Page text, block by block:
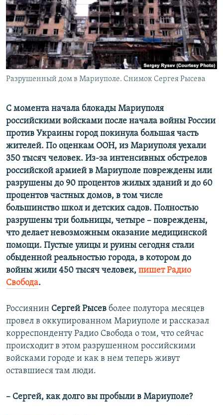
ПОБЕДИТЕЛЕЙ НЕ СУДЯТ?
КРЫМ.НЕПОКОРЕННЫЙ
ELIFBE
УКРАИНСКАЯ ПРОБЛЕМА КРЫМА
ПРИСОЕДИНЯЙТЕСЬ!
Все сайты RFE/RL
Разрушенный дом в Мариуполе. Снимок Сергея Рысева
С момента начала блокады Мариуполя
российскими войсками после начала войны России
против Украины город покинула большая часть
жителей. По оценкам ООН, из Мариуполя уехали
350 тысяч человек. Из-за интенсивных обстрелов
российской армией в Мариуполе повреждены или
разрушены до 90 процентов жилых зданий и до 60
процентов частных домов, в том числе
большинство школ и детских садов. Полностью
разрушены три больницы, четыре – повреждены,
что делает невозможным оказание медицинской
помощи. Пустые улицы и руины сегодня стали
обыденной реальностью города, в котором до
войны жили 450 тысяч человек, пишет Радио
Свобода.
Россиянин Сергей Рысев более полутора месяцев
провел в оккупированном Мариуполе и рассказал
корреспонденту Радио Свобода о том, что сейчас
происходит в этом разрушенном российскими
войсками городе и как в нем теперь живут
оставшиеся там люди.
– Сергей, как долго вы пробыли в Мариуполе?